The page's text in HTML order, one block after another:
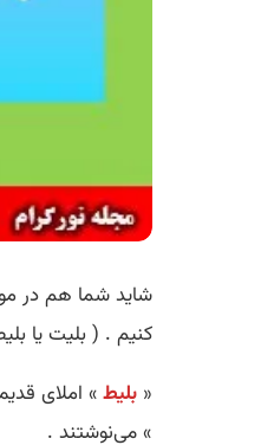
شاید شما هم در
کنیم . ( بلیت یا
« بلیط» املای
» می‌نوشتند .